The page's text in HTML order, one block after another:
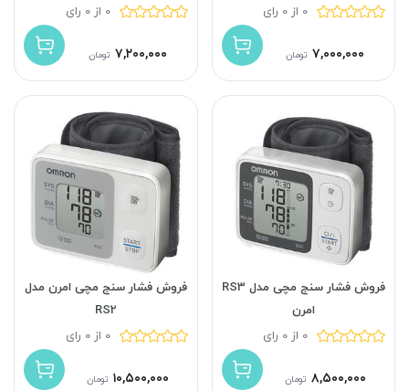
0 از 0 رای
۷,۰۰۰,۰۰۰ تومان
0 از 0 رای
۷,۲۰۰,۰۰۰ تومان
فروش فشار سنج مچی مدل RS3
امرن
0 از 0 رای
۸,۵۰۰,۰۰۰ تومان
فروش فشار سنج مچی امرن مدل
RS2
0 از 0 رای
۱۰,۵۰۰,۰۰۰ تومان